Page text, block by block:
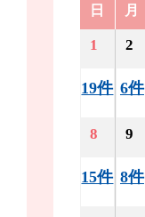
日 月
1
19件
2
6件
8
15件
9
8件